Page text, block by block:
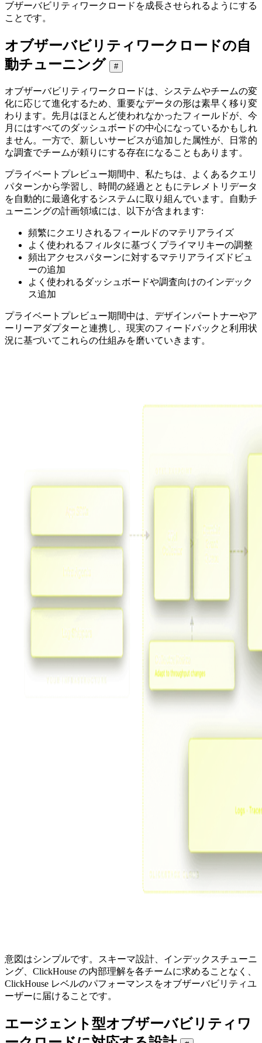
ブザーバビリティワークロードを成長させられるようにする
ことです。
オブザーバビリティワークロードの自
動チューニング
#
オブザーバビリティワークロードは、システムやチームの変
化に応じて進化するため、重要なデータの形は素早く移り変
わります。先月はほとんど使われなかったフィールドが、今
月にはすべてのダッシュボードの中心になっているかもしれ
ません。一方で、新しいサービスが追加した属性が、日常的
な調査でチームが頼りにする存在になることもあります。
プライベートプレビュー期間中、私たちは、よくあるクエリ
パターンから学習し、時間の経過とともにテレメトリデータ
を自動的に最適化するシステムに取り組んでいます。自動チ
ューニングの計画領域には、以下が含まれます:
頻繁にクエリされるフィールドのマテリアライズ
よく使われるフィルタに基づくプライマリキーの調整
頻出アクセスパターンに対するマテリアライズドビュ
ーの追加
よく使われるダッシュボードや調査向けのインデック
ス追加
プライベートプレビュー期間中は、デザインパートナーやア
ーリーアダプターと連携し、現実のフィードバックと利用状
況に基づいてこれらの仕組みを磨いていきます。
意図はシンプルです。スキーマ設計、インデックスチューニ
ング、ClickHouse の内部理解を各チームに求めることなく、
ClickHouse レベルのパフォーマンスをオブザーバビリティユ
ーザーに届けることです。
エージェント型オブザーバビリティワ